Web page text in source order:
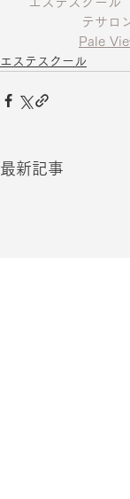
テサロ
Pale
エステスクール
最新記事